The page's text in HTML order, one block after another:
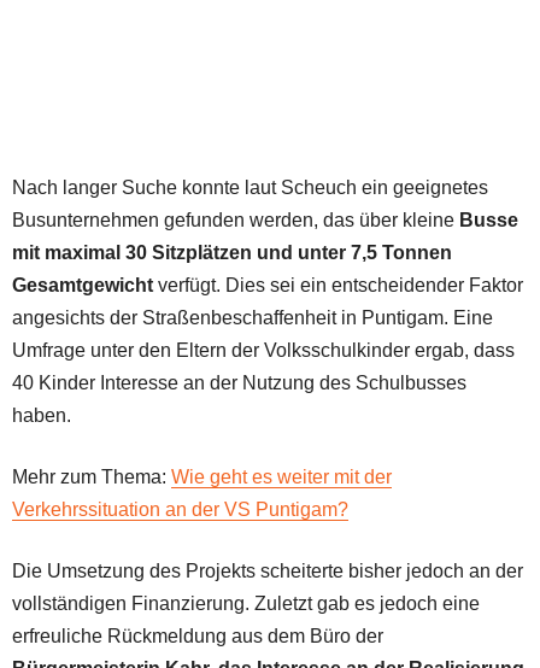
Nach langer Suche konnte laut Scheuch ein geeignetes
Busunternehmen gefunden werden, das über kleine Busse
mit maximal 30 Sitzplätzen und unter 7,5 Tonnen
Gesamtgewicht verfügt. Dies sei ein entscheidender Faktor
angesichts der Straßenbeschaffenheit in Puntigam. Eine
Umfrage unter den Eltern der Volksschulkinder ergab, dass
40 Kinder Interesse an der Nutzung des Schulbusses
haben.
Mehr zum Thema: Wie geht es weiter mit der
Verkehrssituation an der VS Puntigam?
Die Umsetzung des Projekts scheiterte bisher jedoch an der
vollständigen Finanzierung. Zuletzt gab es jedoch eine
erfreuliche Rückmeldung aus dem Büro der